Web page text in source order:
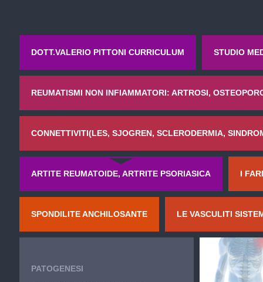
DOTT.VALERIO PITTONI CURRICULUM STUDIO
REUMATISMI NON INFIAMMATORI: ARTROSI,
CONNETTIVITI(LES, SJOGREN, SCLERODERMIA,
ARTITE REUMATOIDE, ARTRITE PSORIASICA I
SPONDILITE ANCHILOSANTE LE VASCULITI
PATOGENESI